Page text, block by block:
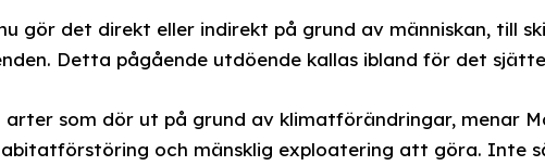
gör det direkt eller indirekt på grund av människan, till
Detta pågående utdöende kallas ibland för det
som dör ut på grund av klimatförändringar, menar
och mänsklig exploatering att göra. Inte